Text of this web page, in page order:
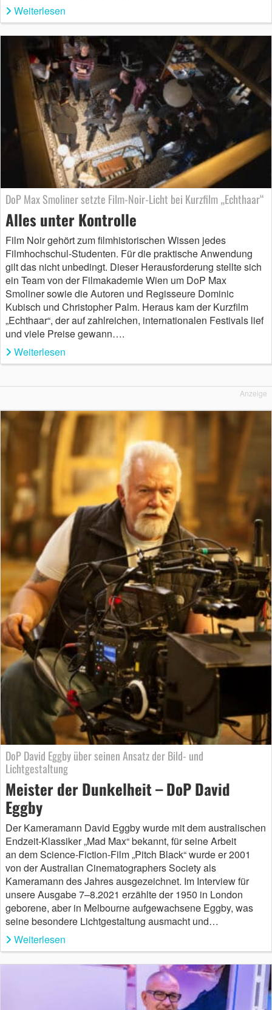
Weiterlesen
DoP Max Smoliner setzte Film-Noir-Licht bei Kurzfilm „Echthaar“
Alles unter Kontrolle
Film Noir gehört zum filmhistorischen Wissen jedes
Filmhochschul-Studenten. Für die praktische Anwendung
gilt das nicht unbedingt. Dieser Herausforderung stellte sich
ein Team von der Filmakademie Wien um DoP Max
Smoliner sowie die Autoren und Regisseure Dominic
Kubisch und Christopher Palm. Heraus kam der Kurzfilm
„Echthaar“, der auf zahlreichen, internationalen Festivals lief
und viele Preise gewann….
Weiterlesen
Anzeige
DoP David Eggby über seinen Ansatz der Bild- und
Lichtgestaltung
Meister der Dunkelheit – DoP David
Eggby
Der Kameramann David Eggby wurde mit dem australischen
Endzeit-Klassiker „Mad Max“ bekannt, für seine Arbeit
an dem Science-Fiction-Film „Pitch Black“ wurde er 2001
von der Australian Cinematographers Society als
Kameramann des Jahres ausgezeichnet. Im Interview für
unsere Ausgabe 7–8.2021 erzählte der 1950 in London
geborene, aber in Melbourne aufgewachsene Eggby, was
seine besondere Lichtgestaltung ausmacht und…
Weiterlesen